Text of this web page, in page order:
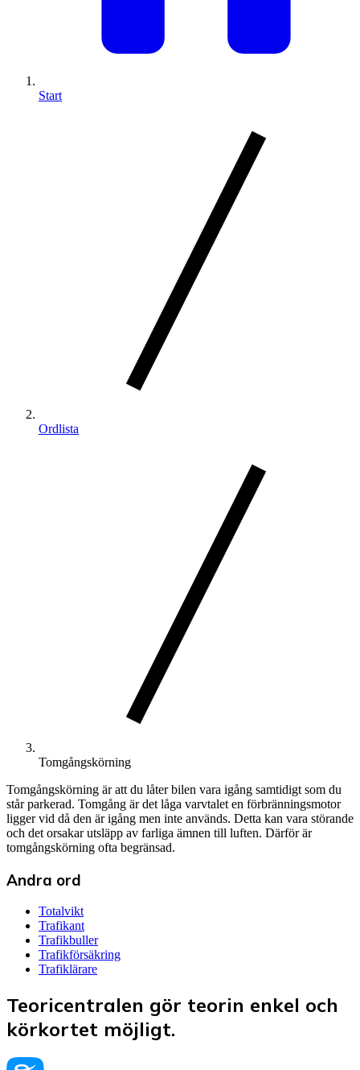
Start
Ordlista
Tomgångskörning
Tomgångskörning är att du låter bilen vara igång samtidigt som du
står parkerad. Tomgång är det låga varvtalet en förbränningsmotor
ligger vid då den är igång men inte används. Detta kan vara störande
och det orsakar utsläpp av farliga ämnen till luften. Därför är
tomgångskörning ofta begränsad.
Andra ord
Totalvikt
Trafikant
Trafikbuller
Trafikförsäkring
Trafiklärare
Teoricentralen gör teorin enkel och
körkortet möjligt.